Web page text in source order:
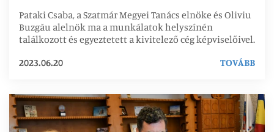
Pataki Csaba, a Szatmár Megyei Tanács elnöke és Oliviu
Buzgău alelnök ma a munkálatok helyszínén
találkozott és egyeztetett a kivitelező cég képviselőivel.
2023.06.20
TOVÁBB